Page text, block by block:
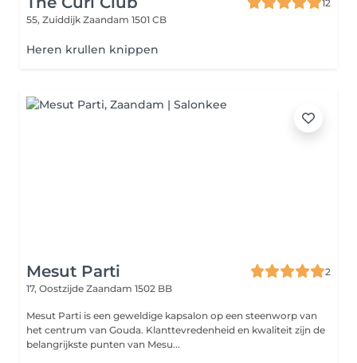
12
55, Zuiddijk Zaandam 1501 CB
Heren krullen knippen
Mesut Parti
2
17, Oostzijde Zaandam 1502 BB
Mesut Parti is een geweldige kapsalon op een steenworp van
het centrum van Gouda. Klanttevredenheid en kwaliteit zijn de
belangrijkste punten van Mesu...